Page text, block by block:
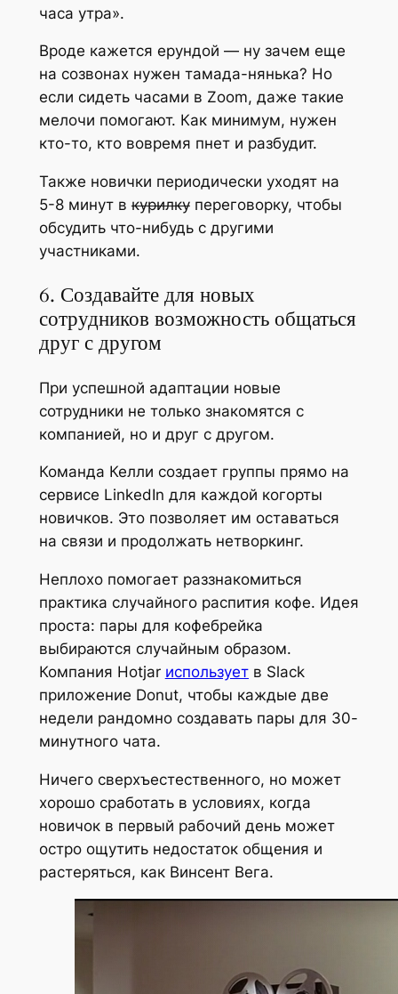
часа утра».
Вроде кажется ерундой — ну зачем еще
на созвонах нужен тамада-нянька? Но
если сидеть часами в Zoom, даже такие
мелочи помогают. Как минимум, нужен
кто-то, кто вовремя пнет и разбудит.
Также новички периодически уходят на
5-8 минут вкурилкупереговорку, чтобы
обсудить что-нибудь с другими
участниками.
6. Создавайте для новых
сотрудников возможность общаться
друг с другом
При успешной адаптации новые
сотрудники не только знакомятся с
компанией, но и друг с другом.
Команда Келли создает группы прямо на
сервисе LinkedIn для каждой когорты
новичков. Это позволяет им оставаться
на связи и продолжать нетворкинг.
Неплохо помогает раззнакомиться
практика случайного распития кофе. Идея
проста: пары для кофебрейка
выбираются случайным образом.
Компания Hotjar используетв Slack
приложение Donut, чтобы каждые две
недели рандомно создавать пары для 30-
минутного чата.
Ничего сверхъестественного, но может
хорошо сработать в условиях, когда
новичок в первый рабочий день может
остро ощутить недостаток общения и
растеряться, как Винсент Вега.